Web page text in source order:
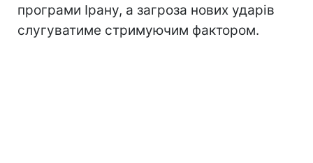
програми Ірану, а загроза нових ударів
слугуватиме стримуючим фактором.